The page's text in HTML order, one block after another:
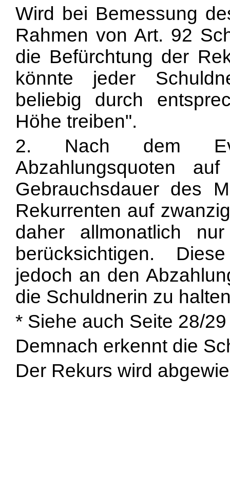
Wird bei Bemessung
Rahmen von Art. 92
die Befürchtung der
könnte jeder
beliebig durch
Höhe treiben".
2. Nach dem
Abzahlungsquoten
Gebrauchsdauer des
Rekurrenten auf
daher allmonatlich
berücksichtigen.
jedoch an den
die Schuldnerin zu
* Siehe auch Seite 28/
Demnach erkennt die
Der Rekurs wird